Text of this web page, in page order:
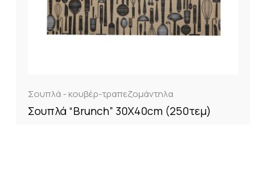
Σουπλά - κουβέρ-τραπεζομάντηλα
Σουπλά “Brunch” 30X40cm (250τεμ)